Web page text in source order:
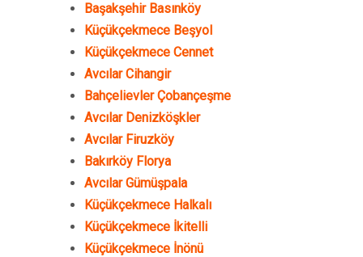
Başakşehir Basınköy
Küçükçekmece Beşyol
Küçükçekmece Cennet
Avcılar Cihangir
Bahçelievler Çobançeşme
Avcılar Denizköşkler
Avcılar Firuzköy
Bakırköy Florya
Avcılar Gümüşpala
Küçükçekmece Halkalı
Küçükçekmece İkitelli
Küçükçekmece İnönü